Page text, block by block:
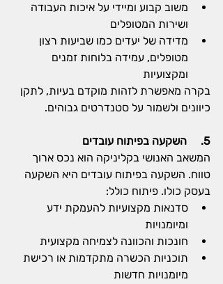
משוב קבוע ומיידי על איכות העבודה
ושירות המטופלים
מדידה של יעדים כמו שביעות רצון
מטופלים, עמידה בלוחות זמנים
ומקצועיות
בקרה מאפשרת לזהות מוקדם בעיות, לתקן
כיוונים ולשמור על סטנדרטים גבוהים.
5.     השקעה בפיתוח עובדים
המשאב האנושי בקליניקה הוא נכס ארוך
טווח. השקעה בפיתוח עובדים היא השקעה
בעסק כולו. פיתוח כולל:
סדנאות מקצועיות להעמקת ידע
ומיומנויות
חונכות והכוונה לצמיחה מקצועית
תוכניות הכשרה מתקדמות או רכישת
מיומנויות חדשות